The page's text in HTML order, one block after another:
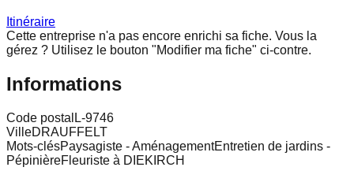
Itinéraire
Cette entreprise n'a pas encore enrichi sa fiche. Vous la
gérez ? Utilisez le bouton "Modifier ma fiche" ci-contre.
Informations
Code postal L-9746
VilleDRAUFFELT
Mots-clésPaysagiste - AménagementEntretien de jardins -
PépinièreFleuriste à DIEKIRCH